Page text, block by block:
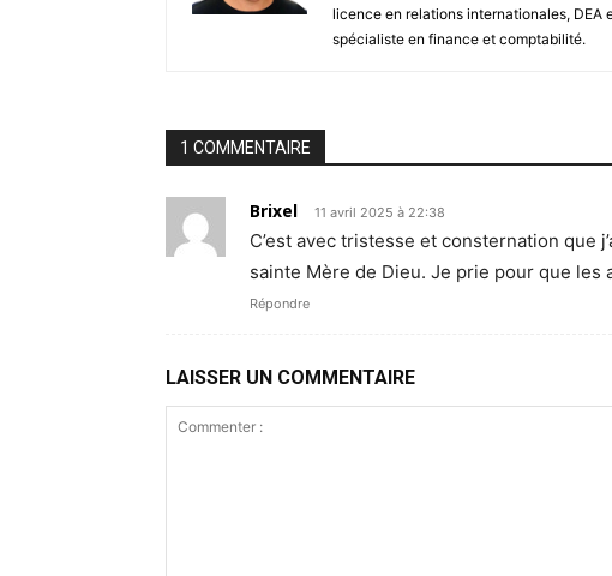
licence en relations internationales,
spécialiste en finance et comptabilité.
1 COMMENTAIRE
Brixel 11 avril 2025 à 22:38
C’est avec tristesse et consternation que
sainte Mère de Dieu. Je prie pour que
Répondre
LAISSER UN COMMENTAIRE